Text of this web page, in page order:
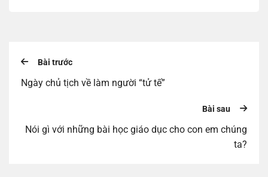
Bài trước
Ngày chủ tịch về làm người “tử tế”
Bài sau
Nói gì với những bài học giáo dục cho con em chúng
ta?